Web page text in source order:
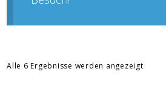
Alle 6 Ergebnisse werden angezeigt